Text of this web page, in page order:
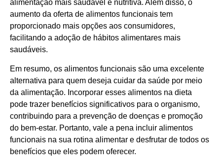
alimentação mais saudável e nutritiva. Além disso, o
aumento da oferta de alimentos funcionais tem
proporcionado mais opções aos consumidores,
facilitando a adoção de hábitos alimentares mais
saudáveis.
Em resumo, os alimentos funcionais são uma excelente
alternativa para quem deseja cuidar da saúde por meio
da alimentação. Incorporar esses alimentos na dieta
pode trazer benefícios significativos para o organismo,
contribuindo para a prevenção de doenças e promoção
do bem-estar. Portanto, vale a pena incluir alimentos
funcionais na sua rotina alimentar e desfrutar de todos os
benefícios que eles podem oferecer.